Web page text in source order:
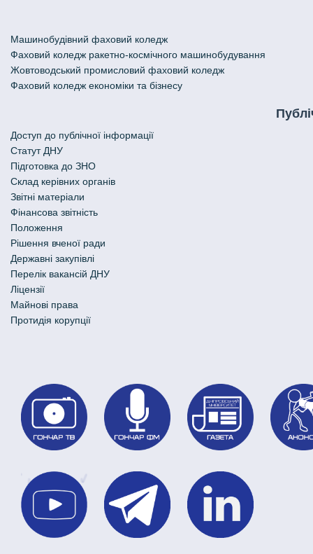
Машинобудівний фаховий коледж
Фаховий коледж ракетно-космічного машинобудування
Жовтоводський промисловий фаховий коледж
Фаховий коледж економіки та бізнесу
Доступ до публічної інформації
Статут ДНУ
Підготовка до ЗНО
Склад керівних органів
Звітні матеріали
Фінансова звітність
Положення
Рішення вченої ради
Державні закупівлі
Перелік вакансій ДНУ
Ліцензії
Майнові права
Протидія корупції